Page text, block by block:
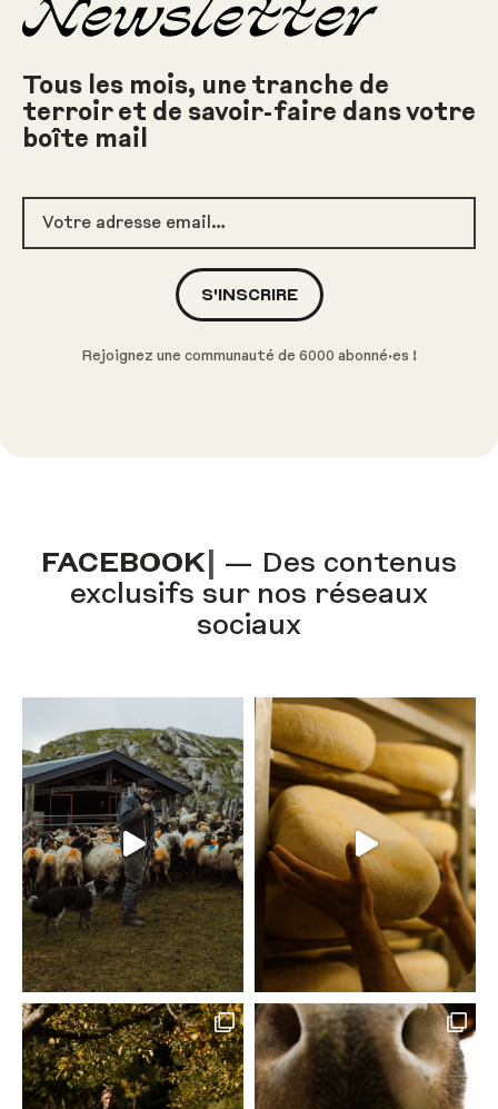
Tous les mois, une tranche de
terroir et de savoir-faire dans votre
boîte mail
S'INSCRIRE
Rejoignez une communauté de 6000 abonné·es !
FACEBOOK
— Des contenus
exclusifs sur nos réseaux
sociaux